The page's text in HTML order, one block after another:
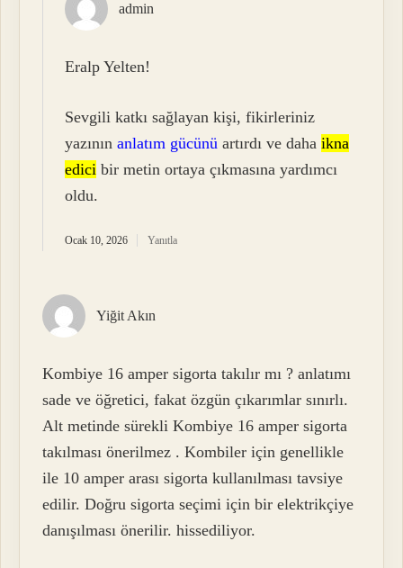
admin
Eralp Yelten!
Sevgili katkı sağlayan kişi, fikirleriniz
yazınınanlatım gücünü artırdı ve dahaikna
edici bir metin ortaya çıkmasına yardımcı
oldu.
Ocak 10, 2026 Yanıtla
Yiğit Akın
Kombiye 16 amper sigorta takılır mı ? anlatımı
sade ve öğretici, fakat özgün çıkarımlar sınırlı.
Alt metinde sürekli Kombiye 16 amper sigorta
takılması önerilmez . Kombiler için genellikle
ile 10 amper arası sigorta kullanılması tavsiye
edilir. Doğru sigorta seçimi için bir elektrikçiye
danışılması önerilir. hissediliyor.